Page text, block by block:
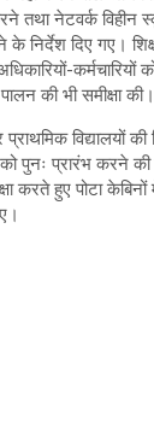
तथा नेटवर्क
निर्देश दिए गए।
की भी समीक्षा की।
विद्यालयों की
प्रारंभ करने की
करते हुए पोटा